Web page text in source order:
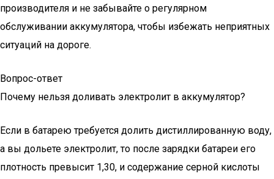
производителя и не забывайте о регулярном
обслуживании аккумулятора, чтобы избежать неприятных
ситуаций на дороге.
Вопрос-ответ
Почему нельзя доливать электролит в аккумулятор?
Если в батарею требуется долить дистиллированную воду,
а вы дольете электролит, то после зарядки батареи его
плотность превысит 1,30, и содержание серной кислоты